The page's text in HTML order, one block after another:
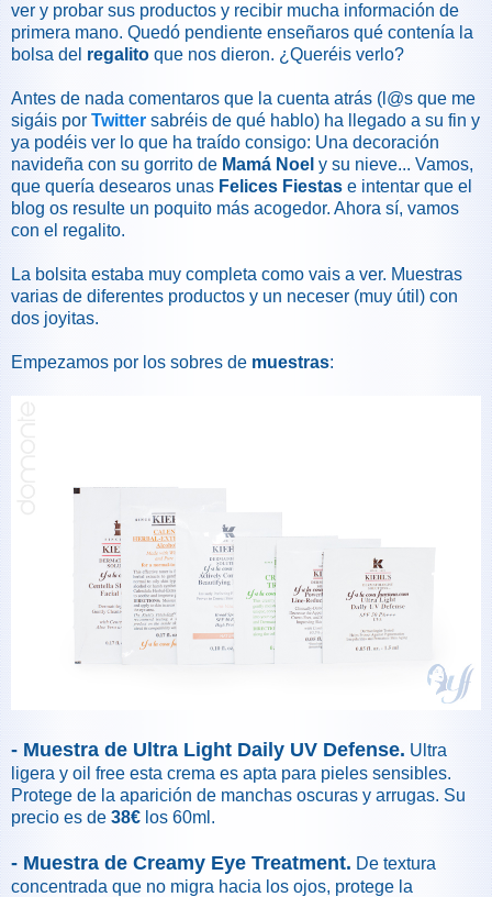
ver y probar sus productos y recibir mucha información de
primera mano. Quedó pendiente enseñaros qué contenía la
bolsa del regalito que nos dieron. ¿Queréis verlo?
Antes de nada comentaros que la cuenta atrás (l@s que me
sigáis por Twitter sabréis de qué hablo) ha llegado a su fin y
ya podéis ver lo que ha traído consigo: Una decoración
navideña con su gorrito de Mamá Noel y su nieve... Vamos,
que quería desearos unas Felices Fiestas e intentar que el
blog os resulte un poquito más acogedor. Ahora sí, vamos
con el regalito.
La bolsita estaba muy completa como vais a ver. Muestras
varias de diferentes productos y un neceser (muy útil) con
dos joyitas.
Empezamos por los sobres de muestras:
- Muestra de Ultra Light Daily UV Defense. Ultra
ligera y oil free esta crema es apta para pieles sensibles.
Protege de la aparición de manchas oscuras y arrugas. Su
precio es de 38€ los 60ml.
- Muestra de Creamy Eye Treatment. De textura
concentrada que no migra hacia los ojos, protege la